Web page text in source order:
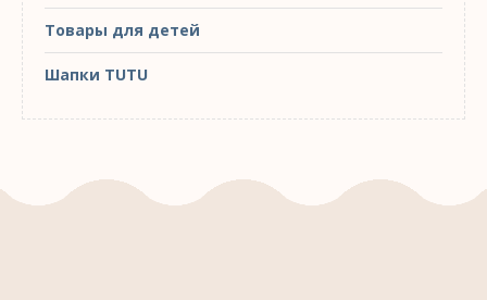
Товары для детей
Шапки TUTU